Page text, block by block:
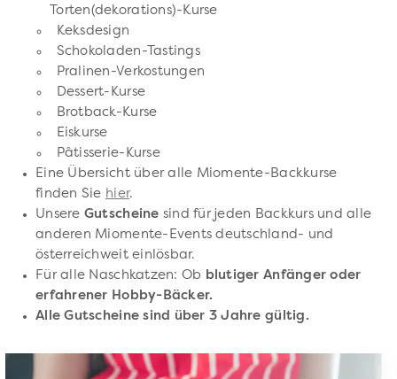
Torten(dekorations)-Kurse
Keksdesign
Schokoladen-Tastings
Pralinen-Verkostungen
Dessert-Kurse
Brotback-Kurse
Eiskurse
Pâtisserie-Kurse
Eine Übersicht über alle Miomente-Backkurse
finden Sie hier.
Unsere Gutscheine sind für jeden Backkurs und alle
anderen Miomente-Events deutschland- und
österreichweit einlösbar.
Für alle Naschkatzen: Ob blutiger Anfänger oder
erfahrener Hobby-Bäcker.
Alle Gutscheine sind über 3 Jahre gültig.